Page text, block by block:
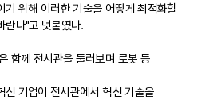
기 위해 이러한 기술을 어떻게 최적화할
란다"고 덧붙였다.
함께 전시관을 둘러보며 로봇 등
기업이 전시관에서 혁신 기술을